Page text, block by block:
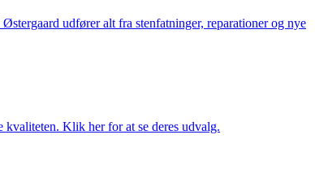
udfører alt fra stenfatninger, reparationer og nye
kvaliteten. Klik her for at se deres udvalg.